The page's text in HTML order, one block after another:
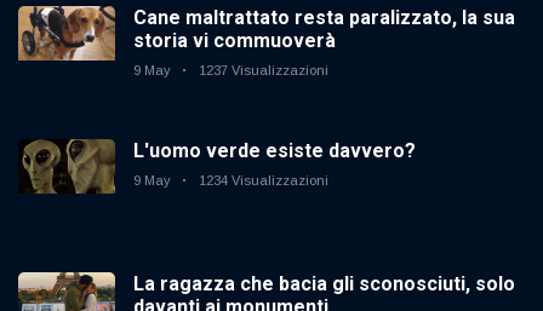
Cane maltrattato resta paralizzato, la sua
storia vi commuoverà
9 May 1237 Visualizzazioni
L'uomo verde esiste davvero?
9 May 1234 Visualizzazioni
La ragazza che bacia gli sconosciuti, solo